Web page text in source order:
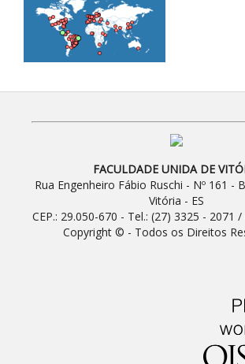
FACULDADE UNIDA DE
Rua Engenheiro Fábio Ruschi - Nº 161 -
Vitória - ES
CEP.: 29.050-670 - Tel.: (27) 3325 - 2071
Copyright © - Todos os Direitos